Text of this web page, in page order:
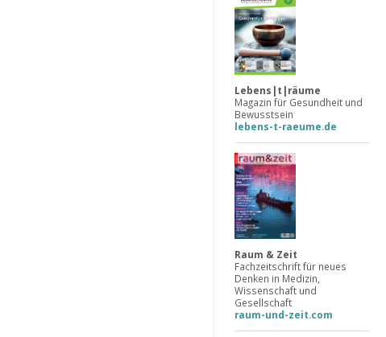
Lebens|t|räume
Magazin für Gesundheit und
Bewusstsein
lebens-t-raeume.de
Raum & Zeit
Fachzeitschrift für neues
Denken in Medizin,
Wissenschaft und
Gesellschaft
raum-und-zeit.com